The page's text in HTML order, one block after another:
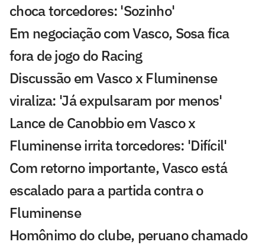
choca torcedores: 'Sozinho'
Em negociação com Vasco, Sosa fica
fora de jogo do Racing
Discussão em Vasco x Fluminense
viraliza: 'Já expulsaram por menos'
Lance de Canobbio em Vasco x
Fluminense irrita torcedores: 'Difícil'
Com retorno importante, Vasco está
escalado para a partida contra o
Fluminense
Homônimo do clube, peruano chamado